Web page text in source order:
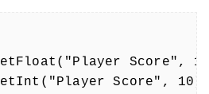
Score",
Score",